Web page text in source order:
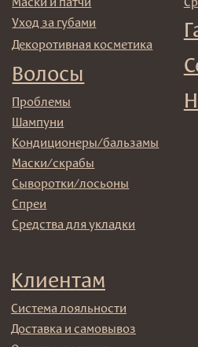
© 2025 Institute Store